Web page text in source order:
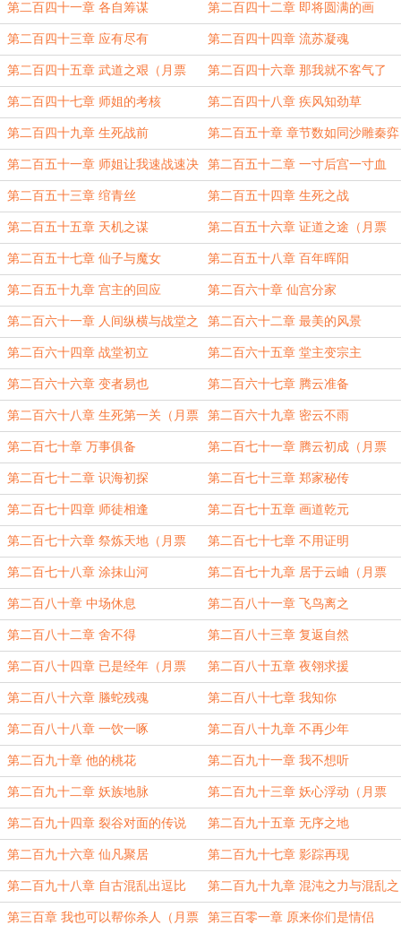
第二百四十一章 各自筹谋 第二百四十二章 即将圆满的画
第二百四十三章 应有尽有 第二百四十四章 流苏凝魂
第二百四十五章 武道之艰（月票
3000加更）
第二百四十六章 那我就不客气了
第二百四十七章 师姐的考核 第二百四十八章 疾风知劲草
第二百四十九章 生死战前 第二百五十章 章节数如同沙雕秦弈
第二百五十一章 师姐让我速战速决
（月票3500加更）
第二百五十二章 一寸后宫一寸血
第二百五十三章 绾青丝 第二百五十四章 生死之战
第二百五十五章 天机之谋 第二百五十六章 证道之途（月票
4000加更）
第二百五十七章 仙子与魔女 第二百五十八章 百年晖阳
第二百五十九章 宫主的回应 第二百六十章 仙宫分家
第二百六十一章 人间纵横与战堂之
议（月票4500加更）
第二百六十二章 最美的风景
第二百六十四章 战堂初立 第二百六十五章 堂主变宗主
第二百六十六章 变者易也 第二百六十七章 腾云准备
第二百六十八章 生死第一关（月票
5000加更）
第二百六十九章 密云不雨
第二百七十章 万事俱备 第二百七十一章 腾云初成（月票
5500加更）
第二百七十二章 识海初探 第二百七十三章 郑家秘传
第二百七十四章 师徒相逢 第二百七十五章 画道乾元
第二百七十六章 祭炼天地（月票
500加更）
第二百七十七章 不用证明
第二百七十八章 涂抹山河 第二百七十九章 居于云岫（月票
1000加更）
第二百八十章 中场休息 第二百八十一章 飞鸟离之
第二百八十二章 舍不得 第二百八十三章 复返自然
第二百八十四章 已是经年（月票
1500加更）
第二百八十五章 夜翎求援
第二百八十六章 螣蛇残魂 第二百八十七章 我知你
第二百八十八章 一饮一啄 第二百八十九章 不再少年
第二百九十章 他的桃花 第二百九十一章 我不想听
第二百九十二章 妖族地脉 第二百九十三章 妖心浮动（月票
2000加更）
第二百九十四章 裂谷对面的传说 第二百九十五章 无序之地
第二百九十六章 仙凡聚居 第二百九十七章 影踪再现
第二百九十八章 自古混乱出逗比 第二百九十九章 混沌之力与混乱之
序
第三百章 我也可以帮你杀人（月票 第三百零一章 原来你们是情侣